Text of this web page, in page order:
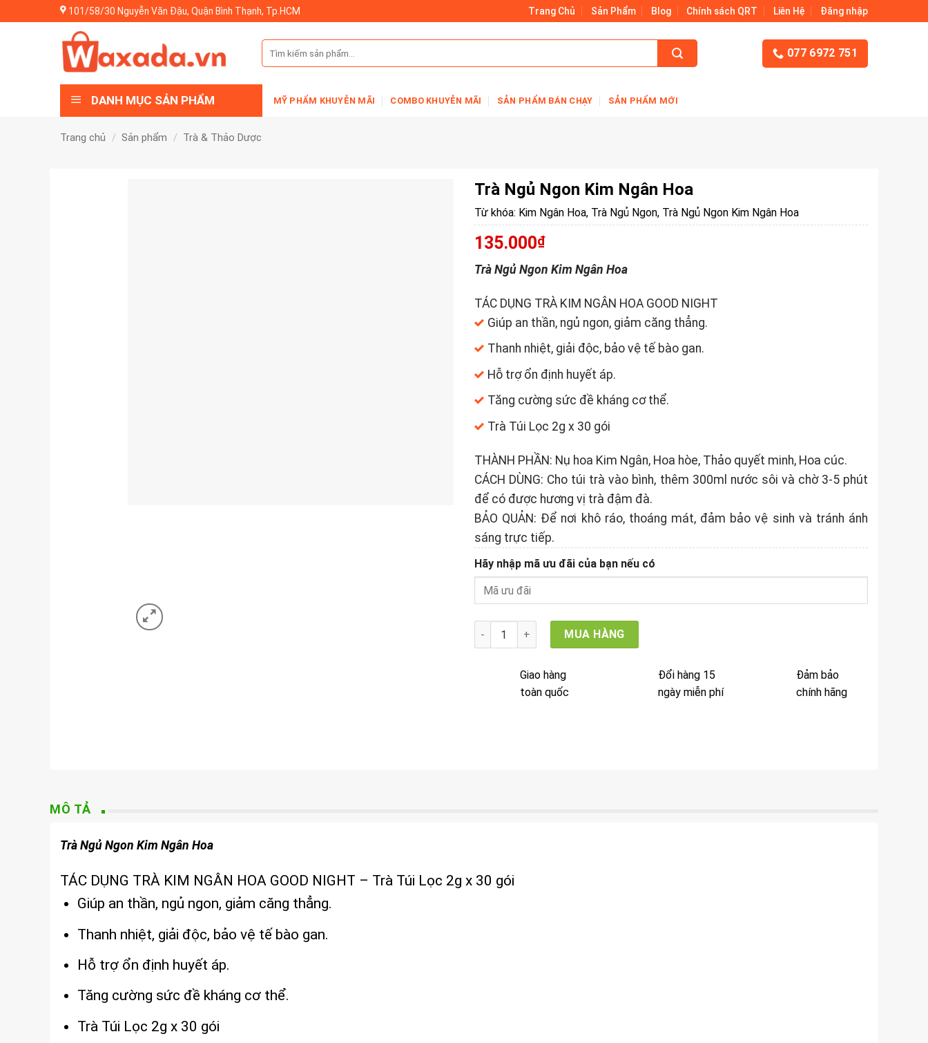
to
101/58/30 Nguyễn Văn Đậu, Quận Bình Thạnh, Tp.HCM Trang Chủ Sản Phẩm Blog Chính sách QRT Liên Hệ Đăng nhập
Tìm
kiếm:
077 6972 751
DANH MỤC SẢN PHẨM MỸ PHẨM KHUYỄN MÃI COMBO KHUYỄN MÃI SẢN PHẨM BÁN CHẠY SẢN PHẨM MỚI
Trang chủ / Sản phẩm / Trà & Thảo Dược
Trà Ngủ Ngon Kim Ngân Hoa
Từ khóa: Kim Ngân Hoa, Trà Ngủ Ngon, Trà Ngủ Ngon Kim Ngân Hoa
135.000₫
Trà Ngủ Ngon Kim Ngân Hoa
TÁC DỤNG TRÀ KIM NGÂN HOA GOOD NIGHT
Giúp an thần, ngủ ngon, giảm căng thẳng.
Thanh nhiệt, giải độc, bảo vệ tế bào gan.
Hỗ trợ ổn định huyết áp.
Tăng cường sức đề kháng cơ thể.
Trà Túi Lọc 2g x 30 gói
THÀNH PHẦN: Nụ hoa Kim Ngân, Hoa hòe, Thảo quyết minh, Hoa cúc.
CÁCH DÙNG: Cho túi trà vào bình, thêm 300ml nước sôi và chờ 3-5 phút
để có được hương vị trà đậm đà.
BẢO QUẢN: Để nơi khô ráo, thoáng mát, đảm bảo vệ sinh và tránh ánh
sáng trực tiếp.
Hãy nhập mã ưu đãi của bạn nếu có
Trà Ngủ Ngon Kim Ngân Hoa số lượng
MUA HÀNG
Giao hàng
toàn quốc
Đổi hàng 15
ngày miễn phí
Đảm bảo
chính hãng
MÔ TẢ
Trà Ngủ Ngon Kim Ngân Hoa
TÁC DỤNG TRÀ KIM NGÂN HOA GOOD NIGHT – Trà Túi Lọc 2g x 30 gói
Giúp an thần, ngủ ngon, giảm căng thẳng.
Thanh nhiệt, giải độc, bảo vệ tế bào gan.
Hỗ trợ ổn định huyết áp.
Tăng cường sức đề kháng cơ thể.
Trà Túi Lọc 2g x 30 gói